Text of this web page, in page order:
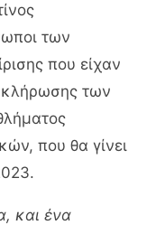
των
που είχαν
κλήρωσης των
που θα γίνει
και ένα